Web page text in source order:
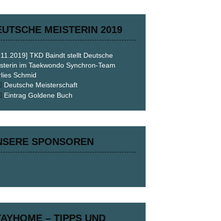
MEISTERIN 2019
TKD Baindt stellt Deutsche
im Taekwondo Synchron-Team
Schmid
Deutsche Meisterschaft
Eintrag Goldene Buch
SPONSOREN
– TIPPS UND